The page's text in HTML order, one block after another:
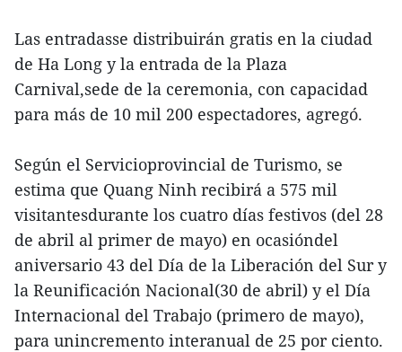
Las entradasse distribuirán gratis en la ciudad
de Ha Long y la entrada de la Plaza
Carnival,sede de la ceremonia, con capacidad
para más de 10 mil 200 espectadores, agregó.
Según el Servicioprovincial de Turismo, se
estima que Quang Ninh recibirá a 575 mil
visitantesdurante los cuatro días festivos (del 28
de abril al primer de mayo) en ocasióndel
aniversario 43 del Día de la Liberación del Sur y
la Reunificación Nacional(30 de abril) y el Día
Internacional del Trabajo (primero de mayo),
para unincremento interanual de 25 por ciento.